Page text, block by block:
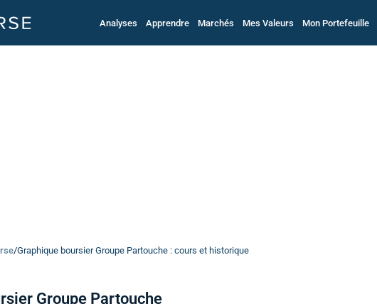
Analyses Apprendre Marchés Mes Valeurs Mon Portefeuille
/Graphique boursier Groupe Partouche : cours et historique
Groupe Partouche